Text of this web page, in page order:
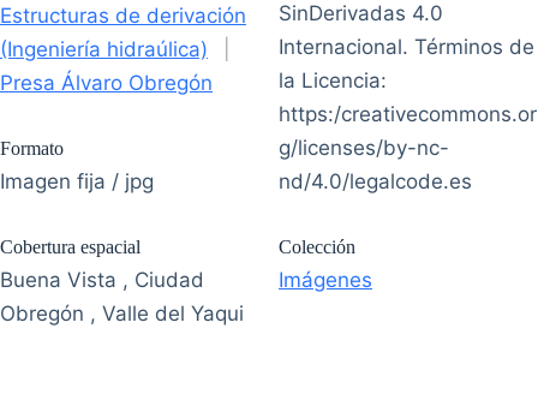
Estructuras de derivación
(Ingeniería hidraúlica)
Presa Álvaro Obregón
Formato
Imagen fija / jpg
Cobertura espacial
Buena Vista , Ciudad
Obregón , Valle del Yaqui
SinDerivadas 4.0
Internacional. Términos de
la Licencia:
https:/creativecommons.or
g/licenses/by-nc-
nd/4.0/legalcode.es
Colección
Imágenes